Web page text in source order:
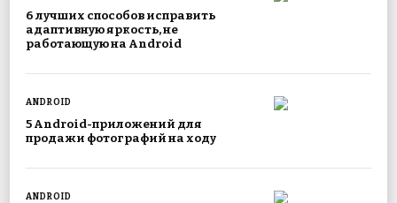
6 лучших способов исправить
адаптивную яркость, не
работающую на Android
ANDROID
5 Android-приложений для
продажи фотографий на ходу
ANDROID